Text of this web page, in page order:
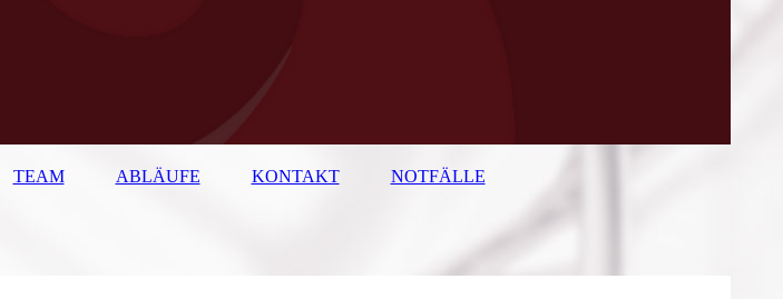
TEAM ABLÄUFE KONTAKT NOTFÄLLE